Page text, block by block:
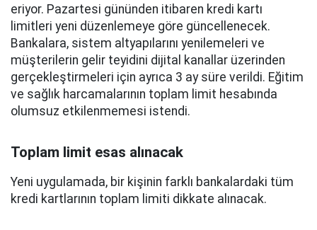
eriyor. Pazartesi gününden itibaren kredi kartı
limitleri yeni düzenlemeye göre güncellenecek.
Bankalara, sistem altyapılarını yenilemeleri ve
müşterilerin gelir teyidini dijital kanallar üzerinden
gerçekleştirmeleri için ayrıca 3 ay süre verildi. Eğitim
ve sağlık harcamalarının toplam limit hesabında
olumsuz etkilenmemesi istendi.
Toplam limit esas alınacak
Yeni uygulamada, bir kişinin farklı bankalardaki tüm
kredi kartlarının toplam limiti dikkate alınacak.